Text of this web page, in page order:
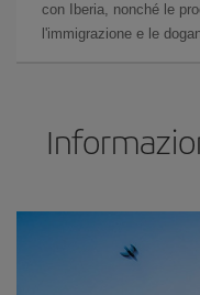
con Iberia, nonché le
l'immigrazione e le